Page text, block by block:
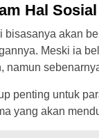
Hal Sosial
bisasanya akan
Meski ia
namun
penting untuk
yang akan